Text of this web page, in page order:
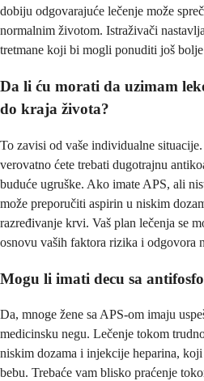
dobiju odgovarajuće lečenje može
normalnim životom. Istraživači
tretmane koji bi mogli ponuditi još
Da li ću morati da uzimam
do kraja života?
To zavisi od vaše individualne
verovatno ćete trebati dugotrajnu
buduće ugruške. Ako imate APS, ali
može preporučiti aspirin u niskim
razređivanje krvi. Vaš plan lečenja se
osnovu vaših faktora rizika i odgovora
Mogu li imati decu sa
Da, mnoge žene sa APS-om imaju
medicinsku negu. Lečenje tokom
niskim dozama i injekcije heparina,
bebu. Trebaće vam blisko praćenje